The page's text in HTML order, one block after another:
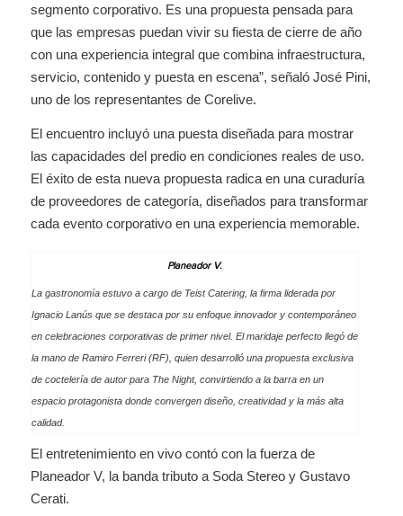
segmento corporativo. Es una propuesta pensada para
que las empresas puedan vivir su fiesta de cierre de año
con una experiencia integral que combina infraestructura,
servicio, contenido y puesta en escena”, señaló José Pini,
uno de los representantes de Corelive.
El encuentro incluyó una puesta diseñada para mostrar
las capacidades del predio en condiciones reales de uso.
El éxito de esta nueva propuesta radica en una curaduría
de proveedores de categoría, diseñados para transformar
cada evento corporativo en una experiencia memorable.
Planeador V.
La gastronomía estuvo a cargo de Teist Catering, la firma liderada por
Ignacio Lanús que se destaca por su enfoque innovador y contemporáneo
en celebraciones corporativas de primer nivel. El maridaje perfecto llegó de
la mano de Ramiro Ferreri (RF), quien desarrolló una propuesta exclusiva
de coctelería de autor para The Night, convirtiendo a la barra en un
espacio protagonista donde convergen diseño, creatividad y la más alta
calidad.
El entretenimiento en vivo contó con la fuerza de
Planeador V, la banda tributo a Soda Stereo y Gustavo
Cerati.